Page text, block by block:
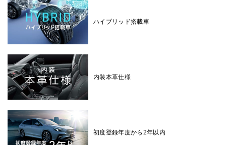
ハイブリッド搭載車
内装本革仕様
初度登録年度から2年以内